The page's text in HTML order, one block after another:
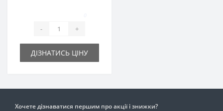
- +
ДІЗНАТИСЬ ЦІНУ
Хочете дізнаватися першим про акції і знижки?